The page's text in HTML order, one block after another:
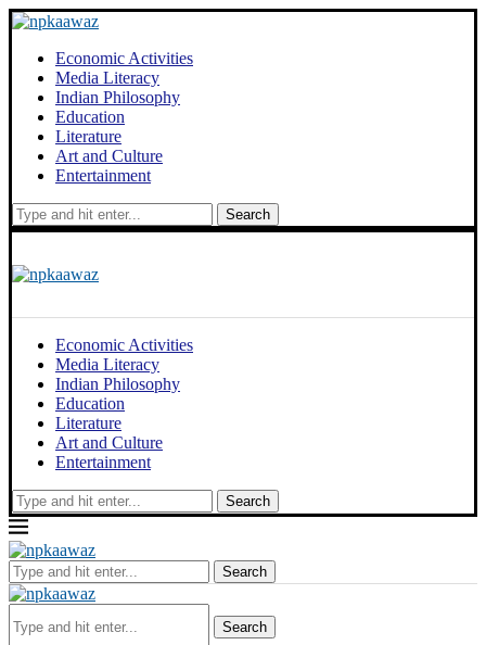
Economic Activities
Media Literacy
Indian Philosophy
Education
Literature
Art and Culture
Entertainment
Search
Economic Activities
Media Literacy
Indian Philosophy
Education
Literature
Art and Culture
Entertainment
Search
Search
Search